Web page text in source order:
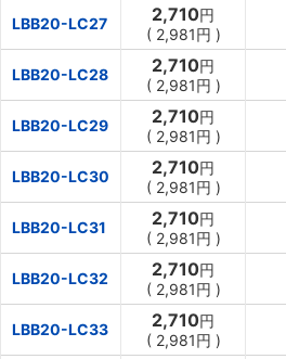
LBB20-LC27 2,710円
( 2,981円 )
LBB20-LC28 2,710円
( 2,981円 )
LBB20-LC29 2,710円
( 2,981円 )
LBB20-LC30 2,710円
( 2,981円 )
LBB20-LC31 2,710円
( 2,981円 )
LBB20-LC32 2,710円
( 2,981円 )
LBB20-LC33 2,710円
( 2,981円 )